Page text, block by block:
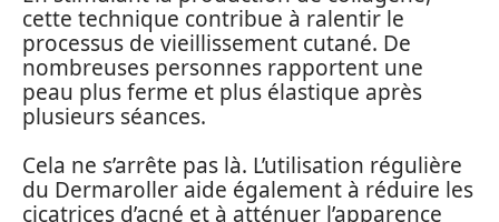
cette technique contribue à ralentir le
processus de vieillissement cutané. De
nombreuses personnes rapportent une
peau plus ferme et plus élastique après
plusieurs séances.
Cela ne s’arrête pas là. L’utilisation régulière
du Dermaroller aide également à réduire les
cicatrices d’acné et à atténuer l’apparence